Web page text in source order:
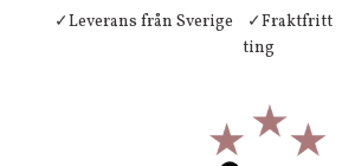
✓Leverans från Sverige ✓Fraktfritt
ting